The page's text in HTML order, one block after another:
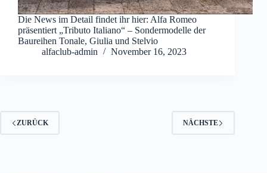
Die News im Detail findet ihr hier: Alfa Romeo
präsentiert „Tributo Italiano“ – Sondermodelle der
Baureihen Tonale, Giulia und Stelvio
alfaclub-admin
November 16, 2023
ZURÜCK NÄCHSTE